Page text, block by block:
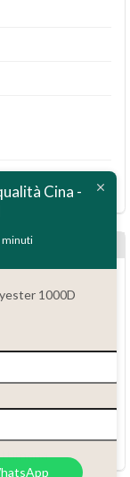
Cina -
minuti
1000D